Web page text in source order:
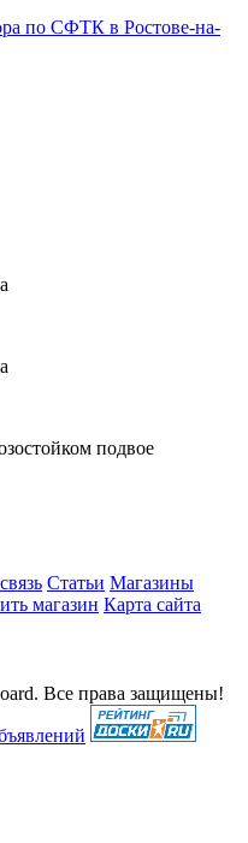
по СФТК в Ростове-на-
Статьи Магазины
магазин Карта сайта
Все права защищены!